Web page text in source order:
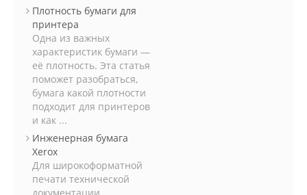
Плотность бумаги для
принтера
Одна из важных
характеристик бумаги —
её плотность. Эта статья
поможет разобраться,
бумага какой плотности
подходит для принтеров
и как ...
Инженерная бумага
Xerox
Для широкоформатной
печати технической